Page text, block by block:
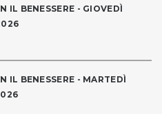
IL BENESSERE - GIOVEDÌ
IL BENESSERE - MARTEDÌ